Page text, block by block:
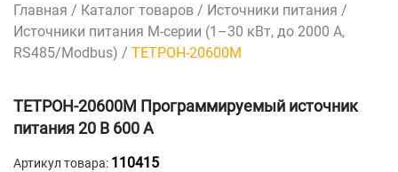
Главная / Каталог товаров / Источники питания /
Источники питания М-серии (1–30 кВт, до 2000 А,
RS485/Modbus) / ТЕТРОН-20600М
ТЕТРОН-20600М Программируемый источник
питания 20 В 600 А
Артикул товара: 110415